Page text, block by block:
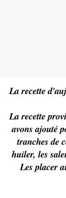
La recette
La recette
avons ajouté
tranches de
huiler, les
Les placer